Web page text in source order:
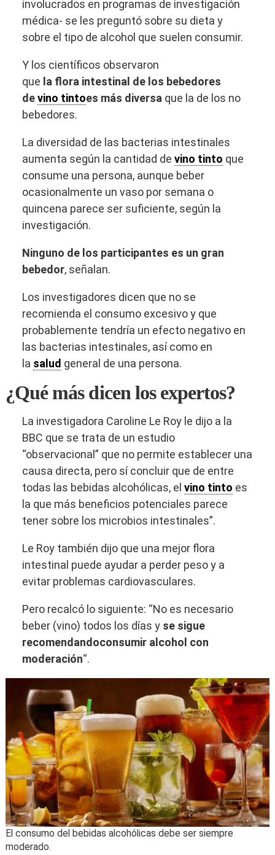
involucrados en programas de investigación
médica- se les preguntó sobre su dieta y
sobre el tipo de alcohol que suelen consumir.
Y los científicos observaron
que la flora intestinal de los bebedores
devino tintoes más diversa que la de los no
bebedores.
La diversidad de las bacterias intestinales
aumenta según la cantidad de vino tinto que
consume una persona, aunque beber
ocasionalmente un vaso por semana o
quincena parece ser suficiente, según la
investigación.
Ninguno de los participantes es un gran
bebedor, señalan.
Los investigadores dicen que no se
recomienda el consumo excesivo y que
probablemente tendría un efecto negativo en
las bacterias intestinales, así como en
la salud general de una persona.
¿Qué más dicen los expertos?
La investigadora Caroline Le Roy le dijo a la
BBC que se trata de un estudio
“observacional” que no permite establecer una
causa directa, pero sí concluir que de entre
todas las bebidas alcohólicas, el vino tinto es
la que más beneficios potenciales parece
tener sobre los microbios intestinales”.
Le Roy también dijo que una mejor flora
intestinal puede ayudar a perder peso y a
evitar problemas cardiovasculares.
Pero recalcó lo siguiente: “No es necesario
beber (vino) todos los días yse sigue
recomendandoconsumir alcohol con
moderación“.
El consumo del bebidas alcohólicas debe ser siempre
moderado.